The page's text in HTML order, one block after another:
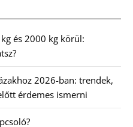
és 2000 kg körül:
2026-ban: trendek,
érdemes ismerni